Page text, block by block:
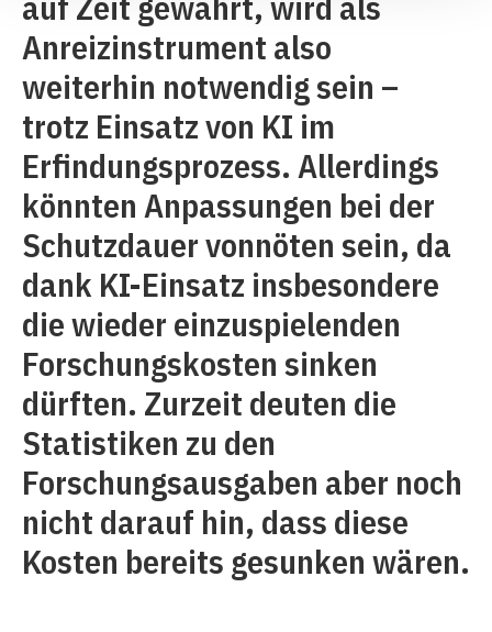
Anreizinstrument also
weiterhin notwendig sein –
trotz Einsatz von KI im
Erfindungsprozess. Allerdings
könnten Anpassungen bei der
Schutzdauer vonnöten sein, da
dank KI-Einsatz insbesondere
die wieder einzuspielenden
Forschungskosten sinken
dürften. Zurzeit deuten die
Statistiken zu den
Forschungsausgaben aber noch
nicht darauf hin, dass diese
Kosten bereits gesunken wären.